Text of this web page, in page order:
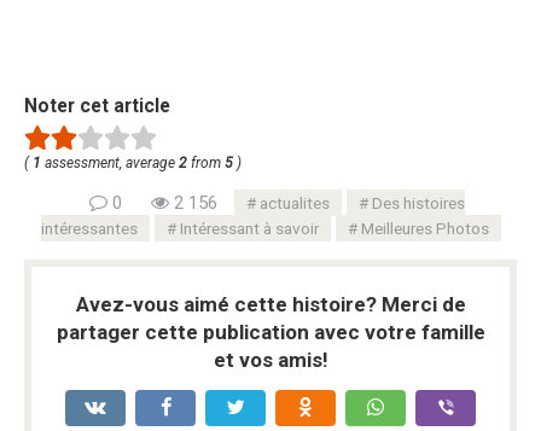
Noter cet article
( 1 assessment, average 2 from 5 )
0 2 156 actualites
Des histoires
intéressantes
Intéressant à savoir Meilleures Photos
Avez-vous aimé cette histoire? Merci de
partager cette publication avec votre famille
et vos amis!